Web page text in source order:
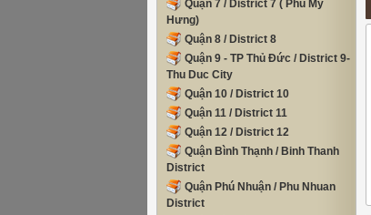
Quận 7 / District 7 ( Phú Mỹ
Hưng)
Quận 8 / District 8
Quận 9 - TP Thủ Đức / District 9-
Thu Duc City
Quận 10 / District 10
Quận 11 / District 11
Quận 12 / District 12
Quận Bình Thạnh / Binh Thanh
District
Quận Phú Nhuận / Phu Nhuan
District